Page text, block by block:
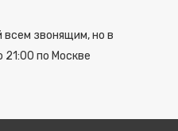
всем звонящим, но в
21:00 по Москве